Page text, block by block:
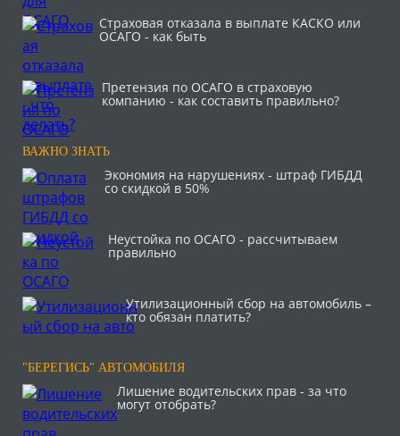
Страховая отказала в выплате КАСКО или
ОСАГО - как быть
Претензия по ОСАГО в страховую
компанию - как составить правильно?
ВАЖНО ЗНАТЬ
Экономия на нарушениях - штраф ГИБДД
со скидкой в 50%
Неустойка по ОСАГО - рассчитываем
правильно
Утилизационный сбор на автомобиль –
кто обязан платить?
"БЕРЕГИСЬ" АВТОМОБИЛЯ
Лишение водительских прав - за что
могут отобрать?